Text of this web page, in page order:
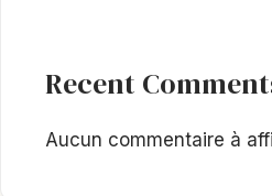
Recent
Aucun commentaire à